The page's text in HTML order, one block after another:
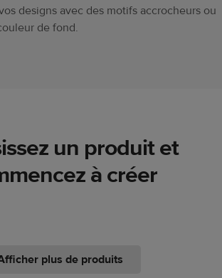
designs avec des motifs accrocheurs ou
de fond.
un produit et
à créer
plus de produits